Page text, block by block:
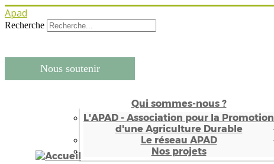
Apad
Recherche
Nous soutenir
Qui sommes-nous ?
L'APAD - Association pour la Promotion
d'une Agriculture Durable
Le réseau APAD
Nos projets